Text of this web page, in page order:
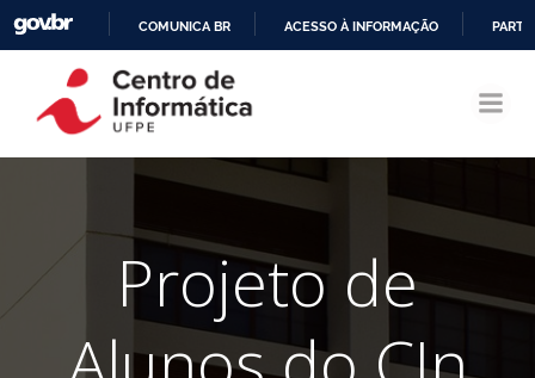
CONTEÚDO
COMUNICA BR ACESSO À INFORMAÇÃO
Projeto de